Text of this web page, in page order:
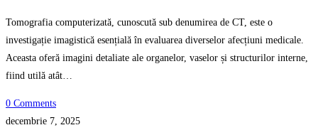
Tomografia computerizată, cunoscută sub denumirea de CT, este o
investigație imagistică esențială în evaluarea diverselor afecțiuni medicale.
Aceasta oferă imagini detaliate ale organelor, vaselor și structurilor interne,
fiind utilă atât…
0 Comments
decembrie 7, 2025